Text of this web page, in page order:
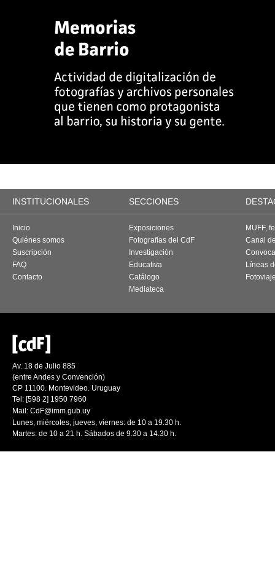
INSTITUCIONALES SECCIONES
Inicio
Quiénes somos
Suscripción
FAQ
Contacto
Exposiciones
Fotografías del CdF
Investigación
Educativa
Catálogo
Mediateca
MUFF,
Canal
Líneas
Av. 18 de Julio 885
(entre Andes y Convención)
CP 11100. Montevideo. Uruguay
Tel: [598 2] 1950 7960
Mail: CdF@imm.gub.uy
Lunes, miércoles, jueves, viernes: de 10 a 19.30 h.
Martes: de 10 a 21 h. Sábados de 9.30 a 14.30 h.